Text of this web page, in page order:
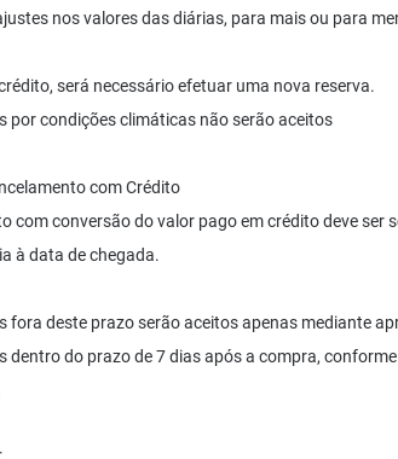
nos valores das diárias, para mais ou para
será necessário efetuar uma nova reserva.
por condições climáticas não serão aceitos
com Crédito
com conversão do valor pago em crédito deve ser
à data de chegada.
fora deste prazo serão aceitos apenas mediante
dentro do prazo de 7 dias após a compra,